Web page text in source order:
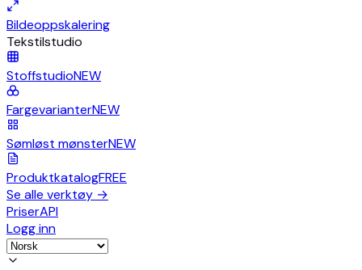
Bildeoppskalering
Tekstilstudio
StoffstudioNEW
FargevarianterNEW
Sømløst mønsterNEW
ProduktkatalogFREE
Se alle verktøy →
PriserAPI
Logg inn